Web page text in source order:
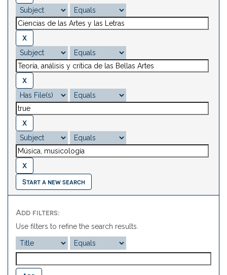
Start a new search
Add filters:
Use filters to refine the search results.